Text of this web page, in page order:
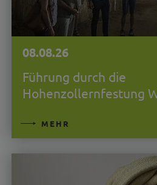
08.08.26
Führung durch die
Hohenzollernfestung
MEHR